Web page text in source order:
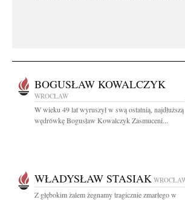
BOGUSŁAW KOWALCZYK
WROCŁAW
W wieku 49 lat wyruszył w swą ostatnią, najdłuższą
wędrówkę Bogusław Kowalczyk Zasmuceni...
WŁADYSŁAW STASIAK
Z głębokim żalem żegnamy tragicznie zmarłego w